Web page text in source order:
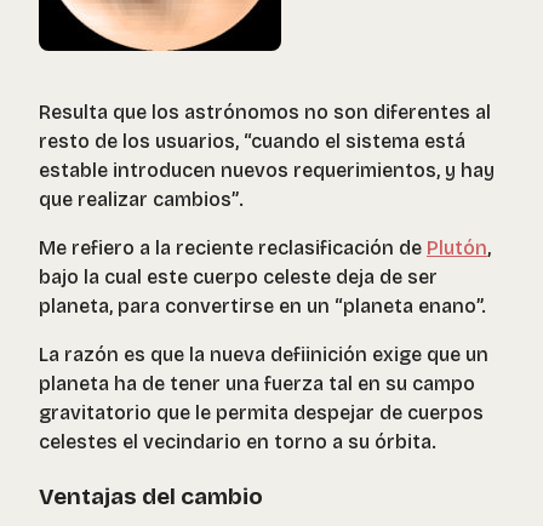
Resulta que los astrónomos no son diferentes al
resto de los usuarios, “cuando el sistema está
estable introducen nuevos requerimientos, y hay
que realizar cambios”.
Me refiero a la reciente reclasificación de Plutón,
bajo la cual este cuerpo celeste deja de ser
planeta, para convertirse en un “planeta enano”.
La razón es que la nueva defiinición exige que un
planeta ha de tener una fuerza tal en su campo
gravitatorio que le permita despejar de cuerpos
celestes el vecindario en torno a su órbita.
Ventajas del cambio